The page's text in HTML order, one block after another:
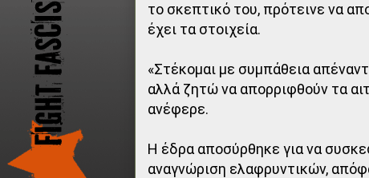
το σκεπτικό του, πρότεινε να
έχει τα στοιχεία.
«Στέκομαι με συμπάθεια
αλλά ζητώ να απορριφθούν τα
ανέφερε.
Η έδρα αποσύρθηκε για να
αναγνώριση ελαφρυντικών,